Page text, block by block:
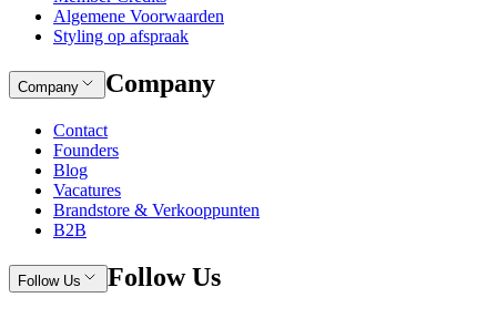
Algemene Voorwaarden
Styling op afspraak
Company Company
Contact
Founders
Blog
Vacatures
Brandstore & Verkooppunten
B2B
Follow Us Follow Us